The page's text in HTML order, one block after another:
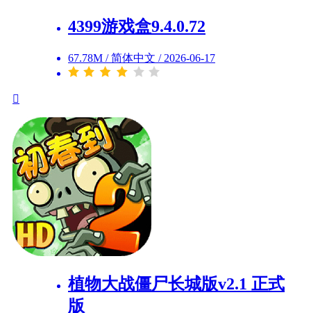
4399游戏盒9.4.0.72
67.78M / 简体中文 / 2026-06-17
植物大战僵尸长城版v2.1 正式
版